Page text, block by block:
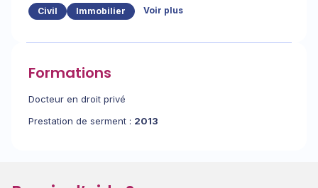
Civil Immobilier Voir plus
Formations
Docteur en droit privé
Prestation de serment : 2013